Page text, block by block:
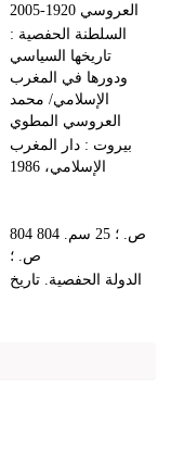
العروسي 1920-2005
السلطنة الحفصية :
تاريخها السياسي
ودورها في المغرب
الإسلامي/ محمد
العروسي المطوي
بيروت : دار المغرب
الإسلامي، 1986
804 ص. ؛ 25 سم. 804
ص. ؛
الدولة الحفصية‏. ‏تاريخ‏